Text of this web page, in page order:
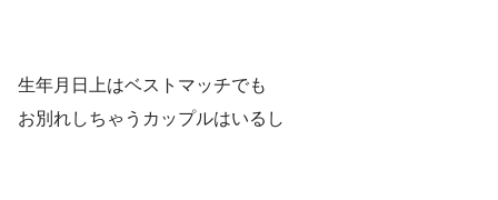
生年月日上はベストマッチでも
お別れしちゃうカップルはいるし